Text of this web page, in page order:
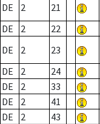
DE 2 21
DE
2 22
DE
2 23
DE
2 24
DE
2 33
DE
2 41
DE
2 43